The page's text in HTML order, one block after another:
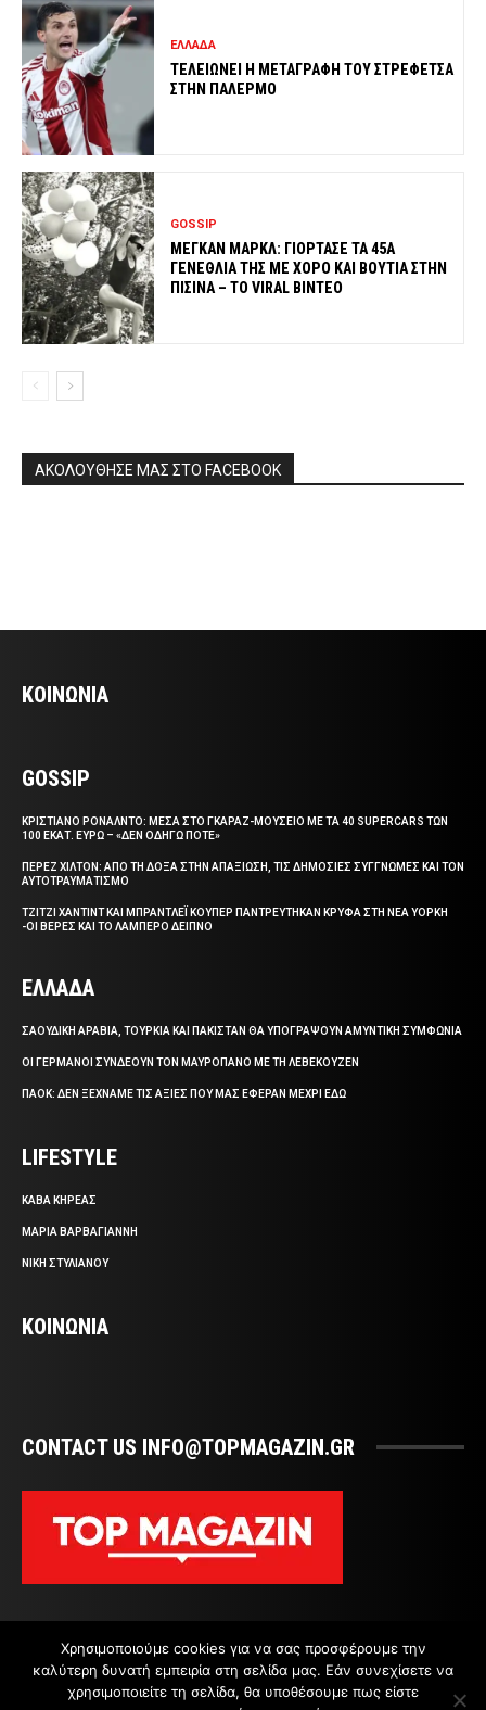
ΕΛΛΑΔΑ
ΤΕΛΕΙΩΝΕΙ Η ΜΕΤΑΓΡΑΦΗ ΤΟΥ ΣΤΡΕΦΕΤΣΑ
ΣΤΗΝ ΠΑΛΕΡΜΟ
GOSSIP
ΜΕΓΚΑΝ ΜΑΡΚΛ: ΓΙΟΡΤΑΣΕ ΤΑ 45Α
ΓΕΝΕΘΛΙΑ ΤΗΣ ΜΕ ΧΟΡΟ ΚΑΙ ΒΟΥΤΙΑ ΣΤΗΝ
ΠΙΣΙΝΑ – ΤΟ VIRAL ΒΙΝΤΕΟ
ΑΚΟΛΟΥΘΗΣΕ ΜΑΣ ΣΤΟ FACEBOOK
ΚΟΙΝΩΝΙΑ
GOSSIP
ΚΡΙΣΤΙΑΝΟ ΡΟΝΑΛΝΤΟ: ΜΕΣΑ ΣΤΟ ΓΚΑΡΑΖ-ΜΟΥΣΕΙΟ ΜΕ ΤΑ 40 SUPERCARS ΤΩΝ
100 ΕΚΑΤ. ΕΥΡΩ – «ΔΕΝ ΟΔΗΓΩ ΠΟΤΕ»
ΠΕΡΕΖ ΧΙΛΤΟΝ: ΑΠΟ ΤΗ ΔΟΞΑ ΣΤΗΝ ΑΠΑΞΙΩΣΗ, ΤΙΣ ΔΗΜΟΣΙΕΣ ΣΥΓΓΝΩΜΕΣ ΚΑΙ ΤΟΝ
ΑΥΤΟΤΡΑΥΜΑΤΙΣΜΟ
ΤΖΙΤΖΙ ΧΑΝΤΙΝΤ ΚΑΙ ΜΠΡΑΝΤΛΕΪ ΚΟΥΠΕΡ ΠΑΝΤΡΕΥΤΗΚΑΝ ΚΡΥΦΑ ΣΤΗ ΝΕΑ ΥΟΡΚΗ
-ΟΙ ΒΕΡΕΣ ΚΑΙ ΤΟ ΛΑΜΠΕΡΟ ΔΕΙΠΝΟ
ΕΛΛΑΔΑ
ΣΑΟΥΔΙΚΗ ΑΡΑΒΙΑ, ΤΟΥΡΚΙΑ ΚΑΙ ΠΑΚΙΣΤΑΝ ΘΑ ΥΠΟΓΡΑΨΟΥΝ ΑΜΥΝΤΙΚΗ ΣΥΜΦΩΝΙΑ
ΟΙ ΓΕΡΜΑΝΟΙ ΣΥΝΔΕΟΥΝ ΤΟΝ ΜΑΥΡΟΠΑΝΟ ΜΕ ΤΗ ΛΕΒΕΚΟΥΖΕΝ
ΠΑΟΚ: ΔΕΝ ΞΕΧΝΑΜΕ ΤΙΣ ΑΞΙΕΣ ΠΟΥ ΜΑΣ ΕΦΕΡΑΝ ΜΕΧΡΙ ΕΔΩ
LIFESTYLE
ΚΑΒΑ ΚΗΡΕΑΣ
ΜΑΡΙΑ ΒΑΡΒΑΓΙΑΝΝΗ
ΝΙΚΗ ΣΤΥΛΙΑΝΟΥ
ΚΟΙΝΩΝΙΑ
CONTACT US INFO@TOPMAGAZIN.GR
Χρησιμοποιούμε cookies για να σας προσφέρουμε την
καλύτερη δυνατή εμπειρία στη σελίδα μας. Εάν συνεχίσετε να
χρησιμοποιείτε τη σελίδα, θα υποθέσουμε πως είστε